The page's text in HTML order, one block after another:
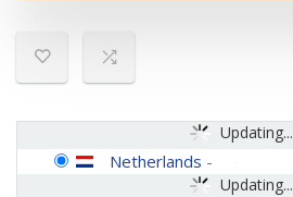
Updating...
Updating...
Netherlands -